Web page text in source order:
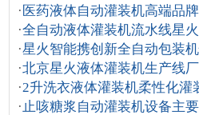
· 医药液体自动灌装机高端品
·全自动液体灌装机流水线星
·星火智能携创新全自动包装
·北京星火液体灌装机生产线
·2升洗衣液体灌装机柔性化灌
·止咳糖浆自动灌装机设备主